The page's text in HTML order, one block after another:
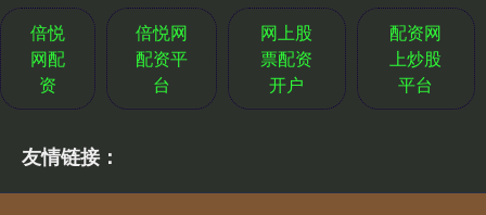
倍悦
网配
资
倍悦网
配资平
台
网上股
票配资
开户
配资网
上炒股
平台
友情链接：